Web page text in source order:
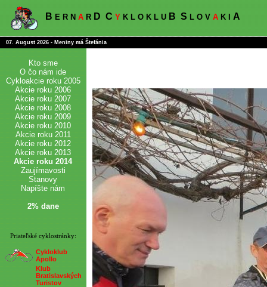
B E R N A R D C Y K L O K L U B S L O V A K I A
07. August 2026 - Meniny má Štefánia
Kto sme
O čo nám ide
Cykloakcie roku 2005
Akcie roku 2006
Akcie roku 2007
Akcie roku 2008
Akcie roku 2009
Akcie roku 2010
Akcie roku 2011
Akcie roku 2012
Akcie roku 2013
Akcie roku 2014
Zaujímavosti
Stanovy
Napíšte nám
2% dane
Priateľské cyklostránky:
Cykloklub
Apollo
Klub
Bratislavských
Turistov